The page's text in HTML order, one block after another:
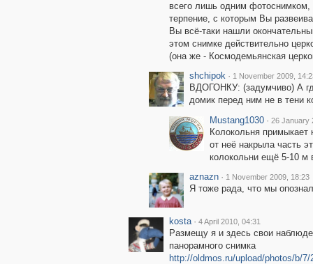
всего лишь одним
терпение, с которым Вы
Вы всё-таки нашли
этом снимке действительно
(она же - Космодемьянская
shchipok · 1 November 2009,
ВДОГОНКУ: (задумчиво) А
домик перед ним не в тени
Mustang1030 · 26 January
Колокольня
от неё накрыла часть
колокольни ещё 5-10 м
aznazn · 1 November 2009, 18:23
Я тоже рада, что мы
kosta · 4 April 2010, 04:31
Размещу я и здесь свои
панорамного снимка
http://oldmos.ru/upload/photos/b/